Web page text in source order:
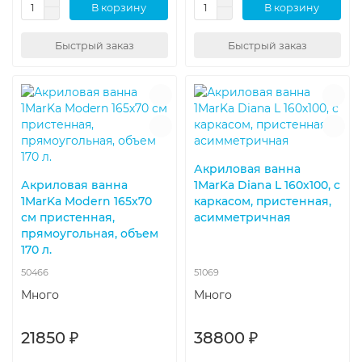
В корзину
Быстрый заказ
В корзину
Быстрый заказ
Акриловая ванна
1MarKa Modern 165х70
см пристенная,
прямоугольная, объем
170 л.
50466
Много
21850 ₽
Акриловая ванна
1MarKa Diana L 160х100, с
каркасом, пристенная,
асимметричная
51069
Много
38800 ₽